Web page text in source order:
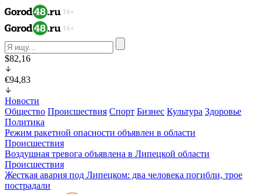
$82,16
€94,83
Новости
Общество Происшествия Спорт Бизнес Культура Здоровье
Политика
Режим ракетной опасности объявлен в области
Происшествия
Воздушная тревога объявлена в Липецкой области
Происшествия
Жесткая авария под Липецком: два человека погибли, трое
пострадали